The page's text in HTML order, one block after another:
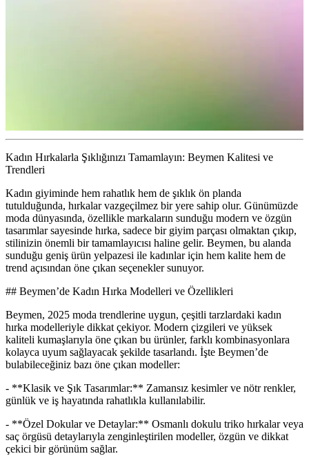
Kadın Hırkalarla Şıklığınızı Tamamlayın: Beymen Kalitesi ve
Trendleri
Kadın giyiminde hem rahatlık hem de şıklık ön planda
tutulduğunda, hırkalar vazgeçilmez bir yere sahip olur. Günümüzde
moda dünyasında, özellikle markaların sunduğu modern ve özgün
tasarımlar sayesinde hırka, sadece bir giyim parçası olmaktan çıkıp,
stilinizin önemli bir tamamlayıcısı haline gelir. Beymen, bu alanda
sunduğu geniş ürün yelpazesi ile kadınlar için hem kalite hem de
trend açısından öne çıkan seçenekler sunuyor.
## Beymen’de Kadın Hırka Modelleri ve Özellikleri
Beymen, 2025 moda trendlerine uygun, çeşitli tarzlardaki kadın
hırka modelleriyle dikkat çekiyor. Modern çizgileri ve yüksek
kaliteli kumaşlarıyla öne çıkan bu ürünler, farklı kombinasyonlara
kolayca uyum sağlayacak şekilde tasarlandı. İşte Beymen’de
bulabileceğiniz bazı öne çıkan modeller:
- **Klasik ve Şık Tasarımlar:** Zamansız kesimler ve nötr renkler,
günlük ve iş hayatında rahatlıkla kullanılabilir.
- **Özel Dokular ve Detaylar:** Osmanlı dokulu triko hırkalar veya
saç örgüsü detaylarıyla zenginleştirilen modeller, özgün ve dikkat
çekici bir görünüm sağlar.